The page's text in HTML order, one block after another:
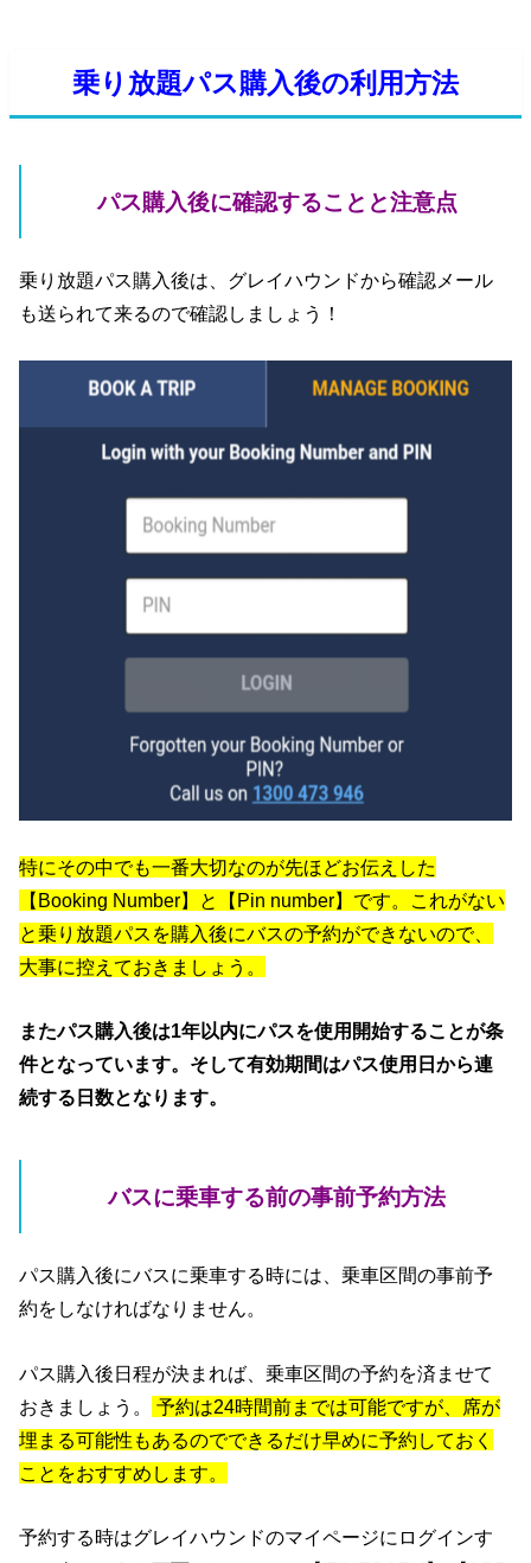
乗り放題パス購入後の利用方法
パス購入後に確認することと注意点
乗り放題パス購入後は、グレイハウンドから確認メール
も送られて来るので確認しましょう！
特にその中でも一番大切なのが先ほどお伝えした
【Booking Number】と【Pin number】です。これがない
と乗り放題パスを購入後にバスの予約ができないので、
大事に控えておきましょう。
またパス購入後は1年以内にパスを使用開始することが条
件となっています。そして有効期間はパス使用日から連
続する日数となります。
バスに乗車する前の事前予約方法
パス購入後にバスに乗車する時には、乗車区間の事前予
約をしなければなりません。
パス購入後日程が決まれば、乗車区間の予約を済ませて
おきましょう。
予約は24時間前までは可能ですが、席が
埋まる可能性もあるのでできるだけ早めに予約しておく
ことをおすすめします。
予約する時はグレイハウンドのマイページにログインす